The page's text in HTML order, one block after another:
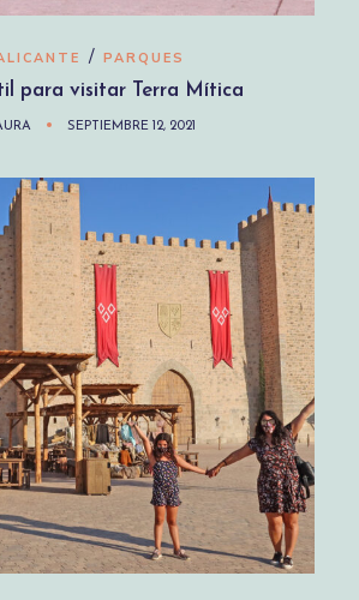
/ PARQUES
para visitar Terra Mítica
SEPTIEMBRE 12, 2021